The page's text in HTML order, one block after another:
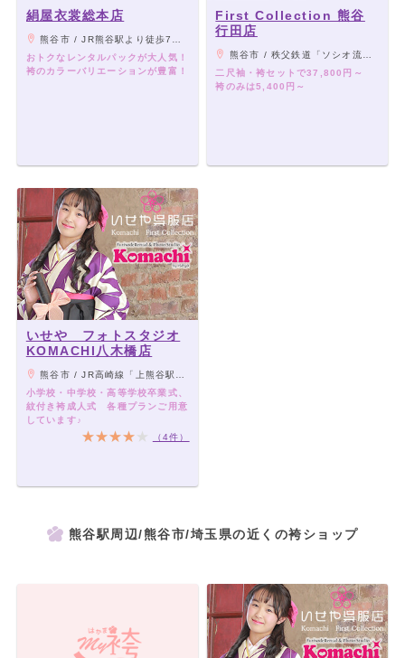
絹屋衣裳総本店
熊谷市 / JR熊谷駅より徒歩7分/国道17号線沿い
おトクなレンタルパックが大人気！
袴のカラーバリエーションが豊富！
First Collection 熊谷
行田店
熊谷市 / 秩父鉄道「ソシオ流通センター駅」より車3分、JR高崎線「熊谷駅」より車8分
二尺袖・袴セットで37,800円～
袴のみは5,400円～
いせや フォトスタジオ
KOMACHI八木橋店
熊谷市 / JR高崎線「上熊谷駅」より徒歩8分、「熊谷駅」よりバス「さくら町通り」下車徒歩1分
小学校・中学校・高等学校卒業式、
紋付き袴成人式 各種プランご用意
しています♪
（4件）
熊谷駅周辺/熊谷市/埼玉県の近くの袴ショップ